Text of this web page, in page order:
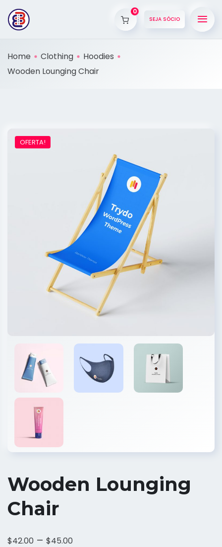
0
SEJA SÓCIO
Home Clothing
Hoodies
Wooden Lounging Chair
OFERTA!
Wooden Lounging
Chair
$42.00 – $45.00